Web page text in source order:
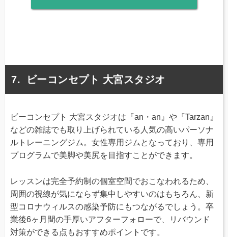
ビーコンセプト 大宮スタジオ
ビーコンセプト 大宮スタジオは『an・an』や『Tarzan』
などの雑誌でも取り上げられている人気の高いパーソナ
ルトレーニングジム。女性専用ジムとなっており、専用
プログラムで美脚や美尻を目指すことができます。
レッスンは完全予約制の個室空間でおこなわれるため、
周囲の視線が気にならず集中しやすいのはもちろん、新
型コロナウィルスの感染予防にもつながるでしょう。卒
業後6ヶ月間の手厚いアフターフォローで、リバウンド
対策ができる点もおすすめポイントです。